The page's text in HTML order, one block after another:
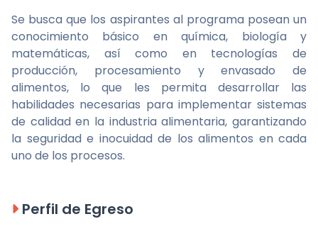
Se busca que los aspirantes al programa posean un
conocimiento básico en química, biología y
matemáticas, así como en tecnologías de
producción, procesamiento y envasado de
alimentos, lo que les permita desarrollar las
habilidades necesarias para implementar sistemas
de calidad en la industria alimentaria, garantizando
la seguridad e inocuidad de los alimentos en cada
uno de los procesos.
Perfil de Egreso